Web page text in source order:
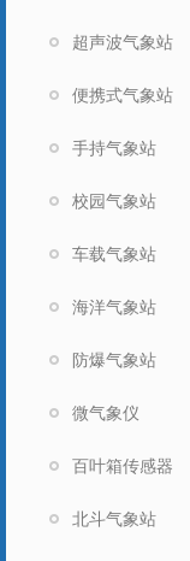
超声波气象站
便携式气象站
手持气象站
校园气象站
车载气象站
海洋气象站
防爆气象站
微气象仪
百叶箱传感器
北斗气象站